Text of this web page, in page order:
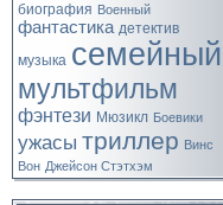
биография Военный
фантастика детектив
музыка семейный
мультфильм
фэнтези Мюзикл Боевики
ужасы триллер Винс
Вон Джейсон Стэтхэм